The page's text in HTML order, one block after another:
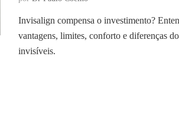
Invisalign compensa o investimento?
vantagens, limites, conforto e diferenças
invisíveis.